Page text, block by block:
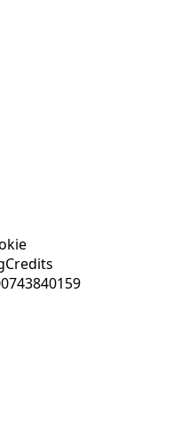
Credits